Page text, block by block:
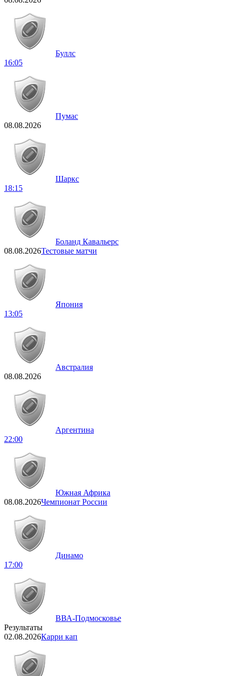
Буллс
16:05
Пумас
08.08.2026
Шаркс
18:15
Боланд Кавальерс
08.08.2026Тестовые матчи
Япония
13:05
Австралия
08.08.2026
Аргентина
22:00
Южная Африка
08.08.2026Чемпионат России
Динамо
17:00
ВВА-Подмосковье
Результаты
02.08.2026Карри кап